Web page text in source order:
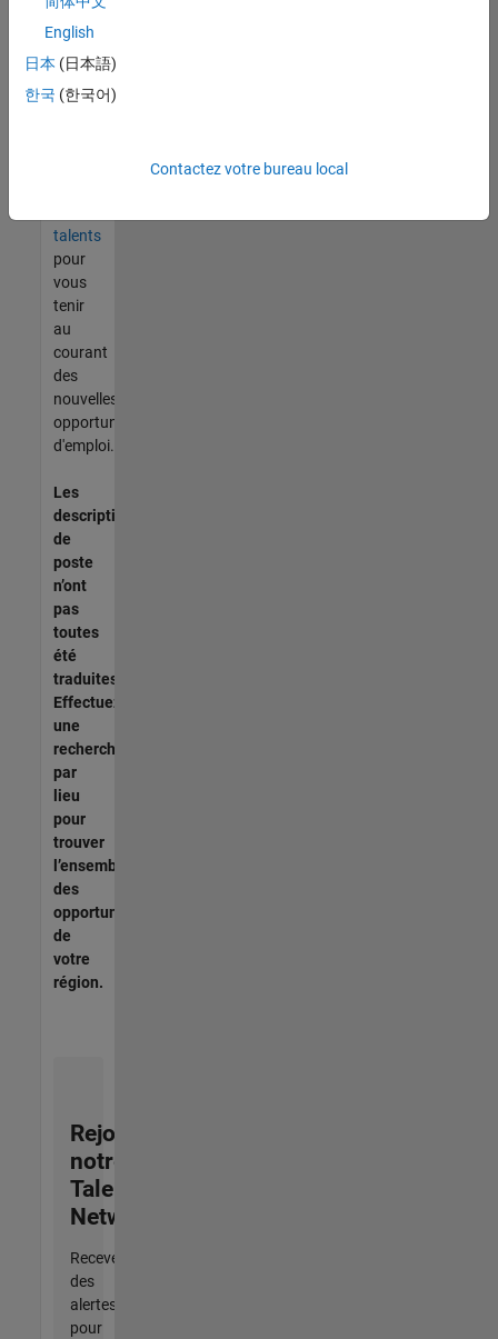
d'offre
corresponde
à vos
talents
pour
vous
tenir
au
courant
des
nouvelles
opportunités
d'emploi.
Les
descriptions
de
poste
n’ont
pas
toutes
été
traduites.
Effectuez
une
recherche
par
lieu
pour
trouver
l’ensemble
des
opportunités
de
votre
région.
Rejoignez
notre
Talent
Network
Recevez
des
alertes
pour
English
日本 (日本語)
한국 (한국어)
Contactez votre bureau local